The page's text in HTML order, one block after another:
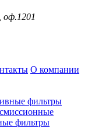
оф.1201
О компании
фильтры
фильтры